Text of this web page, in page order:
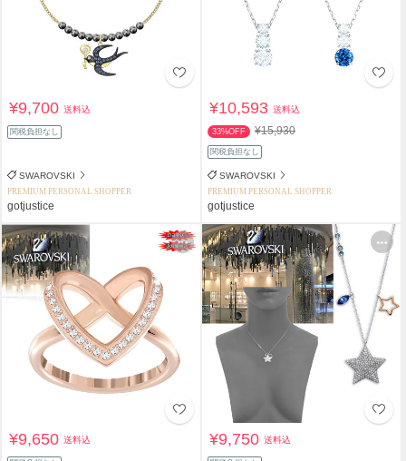
¥9,700送料込
関税負担なし
SWAROVSKI
PREMIUM PERSONAL SHOPPER
gotjustice
¥10,593送料込
33%OFF ¥15,930
関税負担なし
SWAROVSKI
PREMIUM PERSONAL SHOPPER
gotjustice
¥9,650送料込 ¥9,750送料込